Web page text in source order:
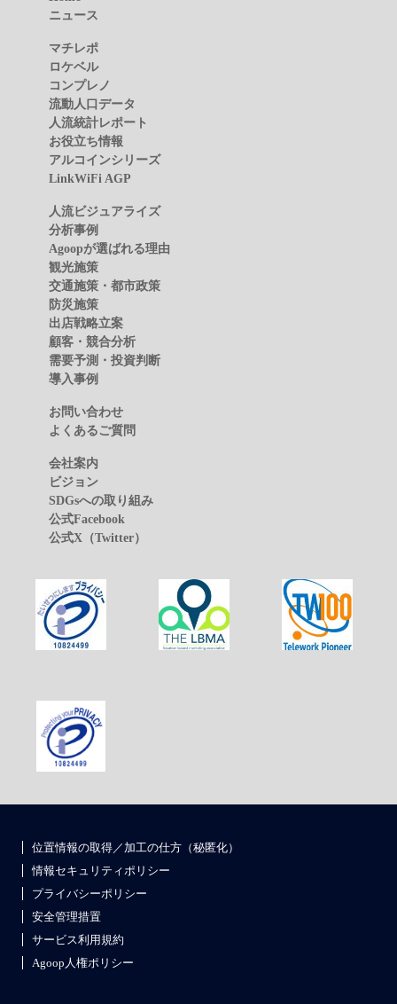
ニュース
マチレポ
ロケベル
コンプレノ
流動人口データ
人流統計レポート
お役立ち情報
アルコインシリーズ
LinkWiFi AGP
人流ビジュアライズ
分析事例
Agoopが選ばれる理由
観光施策
交通施策・都市政策
防災施策
出店戦略立案
顧客・競合分析
需要予測・投資判断
導入事例
お問い合わせ
よくあるご質問
会社案内
ビジョン
SDGsへの取り組み
公式Facebook
公式X（Twitter）
位置情報の取得／加工の仕方（秘匿化）
情報セキュリティポリシー
プライバシーポリシー
安全管理措置
サービス利用規約
Agoop人権ポリシー